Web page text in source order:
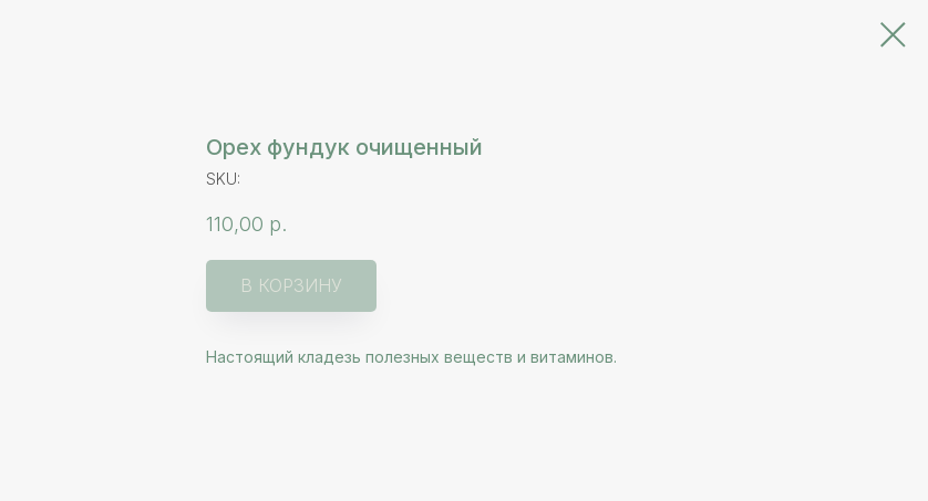
Орех фундук очищенный
SKU:
110,00 р.
В КОРЗИНУ
Настоящий кладезь полезных веществ и витаминов.